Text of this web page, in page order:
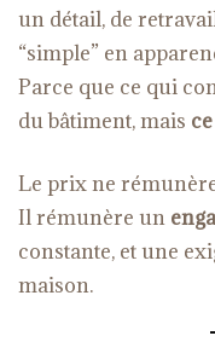
un détail, de
“simple” en
Parce que ce qui
du bâtiment, mais
Le prix ne
Il rémunère un
constante, et une
maison.